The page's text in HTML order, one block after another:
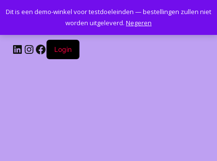
Kantoormeubelenplus.com
LinkedIn
Instagram
Facebook
Login
Dit is een demo-winkel voor testdoeleinden — bestellingen zullen niet
worden uitgeleverd. Negeren